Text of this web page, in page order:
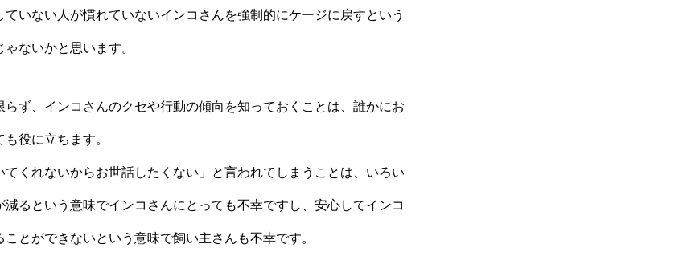
ていない人が慣れていないインコさんを強制的にケージに戻すという
ないかと思います。
らず、インコさんのクセや行動の傾向を知っておくことは、誰かにお
役に立ちます。
てくれないからお世話したくない」と言われてしまうことは、いろい
減るという意味でインコさんにとっても不幸ですし、安心してインコ
とができないという意味で飼い主さんも不幸です。